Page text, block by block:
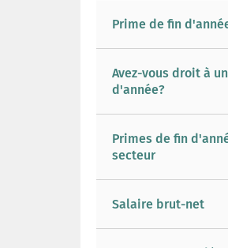
Prime de fin
Avez-vous droit à
d'année?
Primes de fin
secteur
Salaire brut-net